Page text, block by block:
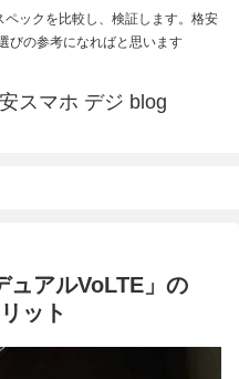
ックを比較し、検証します。格安
びの参考になればと思います
スマホ デジ blog
ュアルVoLTE」の
ット